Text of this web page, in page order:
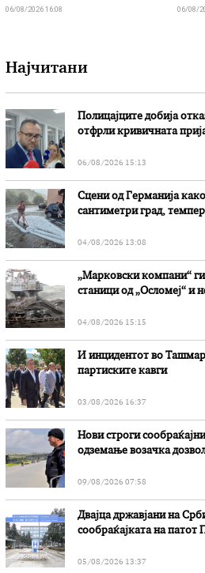
06/08/2026 16:08 06/08/
Најчитани
Полицајците добија
отфрли кривичната
06/08/2026 15:13
Сцени од Германија
сантиметри град,
04/08/2026 13:08
„Марковски компани“
станици од „Осломеј“ и
04/08/2026 15:15
И инцидентот во
партиските кавги
03/08/2026 16:37
Нови строги
одземање возачка
09/08/2026 07:58
Двајца државјани на
сообраќајката на патот
05/08/2026 13:37